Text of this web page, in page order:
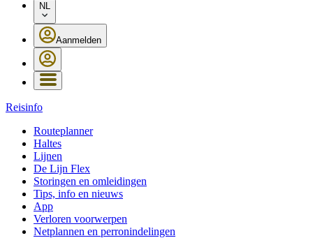
NL
Aanmelden
Reisinfo
Routeplanner
Haltes
Lijnen
De Lijn Flex
Storingen en omleidingen
Tips, info en nieuws
App
Verloren voorwerpen
Netplannen en perronindelingen